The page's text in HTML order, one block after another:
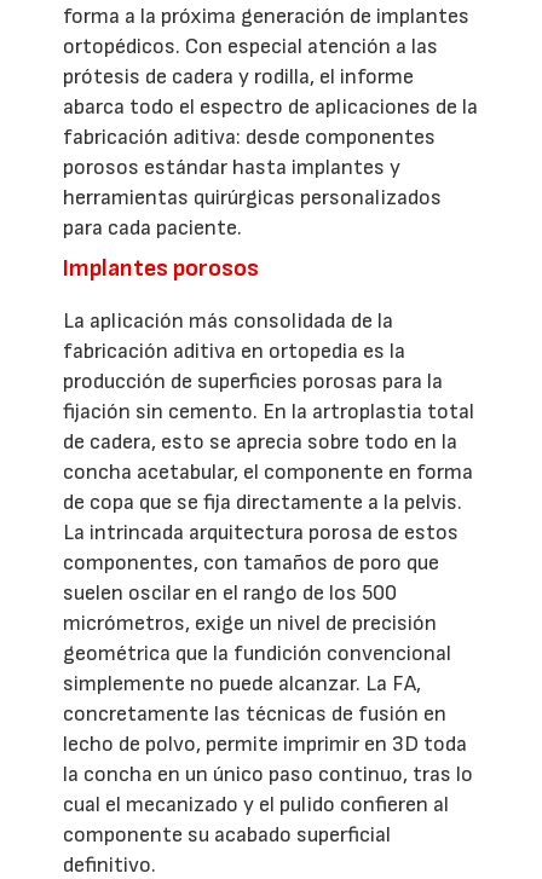
forma a la próxima generación de implantes
ortopédicos. Con especial atención a las
prótesis de cadera y rodilla, el informe
abarca todo el espectro de aplicaciones de la
fabricación aditiva: desde componentes
porosos estándar hasta implantes y
herramientas quirúrgicas personalizados
para cada paciente.
Implantes porosos
La aplicación más consolidada de la
fabricación aditiva en ortopedia es la
producción de superficies porosas para la
fijación sin cemento. En la artroplastia total
de cadera, esto se aprecia sobre todo en la
concha acetabular, el componente en forma
de copa que se fija directamente a la pelvis.
La intrincada arquitectura porosa de estos
componentes, con tamaños de poro que
suelen oscilar en el rango de los 500
micrómetros, exige un nivel de precisión
geométrica que la fundición convencional
simplemente no puede alcanzar. La FA,
concretamente las técnicas de fusión en
lecho de polvo, permite imprimir en 3D toda
la concha en un único paso continuo, tras lo
cual el mecanizado y el pulido confieren al
componente su acabado superficial
definitivo.